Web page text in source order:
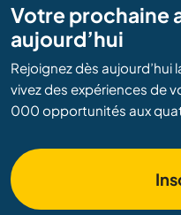
Votre prochaine
aujourd’hui
Rejoignez dès
vivez des expériences de
000 opportunités aux